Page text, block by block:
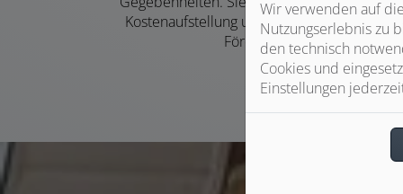
Kostenaufstellung und Beratung zu
Fördermitteln.
Wir verwenden auf
Nutzungserlebnis zu
den technisch
Cookies und
Einstellungen